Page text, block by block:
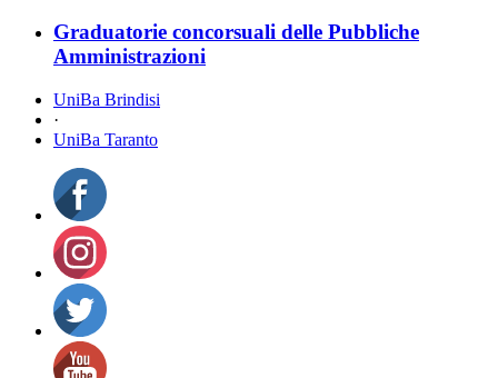
Graduatorie concorsuali delle Pubbliche
Amministrazioni
UniBa Brindisi
·
UniBa Taranto